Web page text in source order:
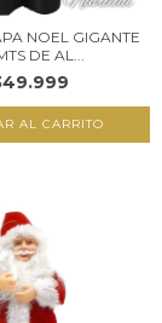
NOEL GIGANTE
DE AL...